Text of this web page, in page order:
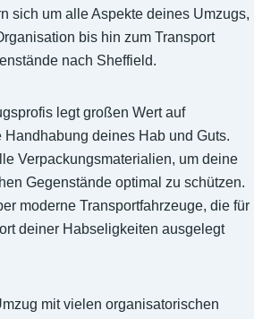
sich um alle Aspekte deines Umzugs,
bis hin zum Transport
nach Sheffield.
legt großen Wert auf
deines Hab und Guts.
Verpackungsmaterialien, um deine
Gegenstände optimal zu schützen.
moderne Transportfahrzeuge, die für
deiner Habseligkeiten ausgelegt
mit vielen organisatorischen